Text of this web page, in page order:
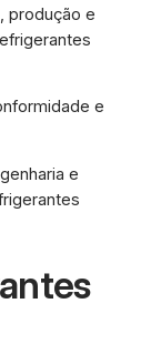
produção e
e
e